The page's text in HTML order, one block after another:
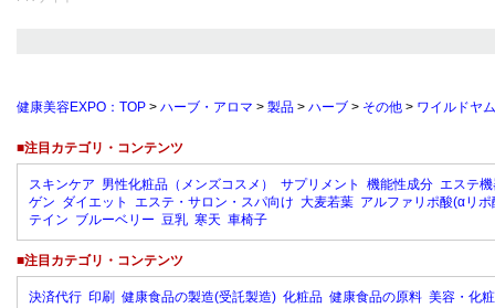
健康美容EXPO：TOP > ハーブ・アロマ > 製品 > ハーブ > その他 > ワイルドヤム
■注目カテゴリ・コンテンツ
スキンケア 男性化粧品（メンズコスメ） サプリメント 機能性成分 エステ
ゲン ダイエット エステ・サロン・スパ向け 大麦若葉 アルファリポ酸(αリポ
テイン ブルーベリー 豆乳 寒天 車椅子
■注目カテゴリ・コンテンツ
決済代行 印刷 健康食品の製造(受託製造) 化粧品 健康食品の原料 美容・化